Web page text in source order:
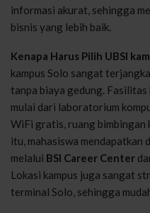
informasi akurat, sehingga
bisnis yang lebih baik.
Kenapa Harus Pilih UBSI
kampus Solo sangat
tanpa biaya gedung. Fasilitas
mulai dari laboratorium
WiFi gratis, ruang bimbingan
itu, mahasiswa mendapatkan
melalui BSI Career Center
Lokasi kampus juga sangat
terminal Solo, sehingga